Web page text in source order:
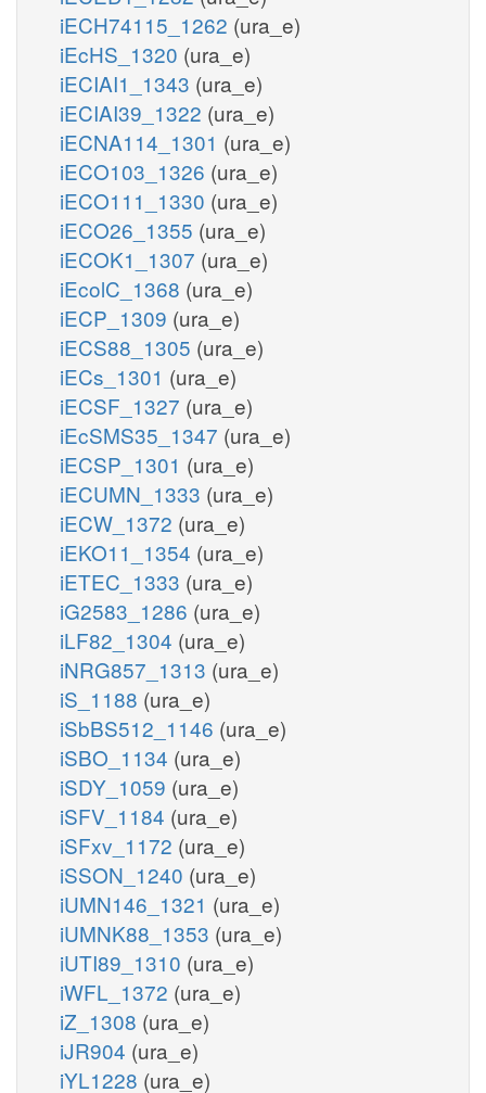
iECH74115_1262 (ura_e)
iEcHS_1320 (ura_e)
iECIAI1_1343 (ura_e)
iECIAI39_1322 (ura_e)
iECNA114_1301 (ura_e)
iECO103_1326 (ura_e)
iECO111_1330 (ura_e)
iECO26_1355 (ura_e)
iECOK1_1307 (ura_e)
iEcolC_1368 (ura_e)
iECP_1309 (ura_e)
iECS88_1305 (ura_e)
iECs_1301 (ura_e)
iECSF_1327 (ura_e)
iEcSMS35_1347 (ura_e)
iECSP_1301 (ura_e)
iECUMN_1333 (ura_e)
iECW_1372 (ura_e)
iEKO11_1354 (ura_e)
iETEC_1333 (ura_e)
iG2583_1286 (ura_e)
iLF82_1304 (ura_e)
iNRG857_1313 (ura_e)
iS_1188 (ura_e)
iSbBS512_1146 (ura_e)
iSBO_1134 (ura_e)
iSDY_1059 (ura_e)
iSFV_1184 (ura_e)
iSFxv_1172 (ura_e)
iSSON_1240 (ura_e)
iUMN146_1321 (ura_e)
iUMNK88_1353 (ura_e)
iUTI89_1310 (ura_e)
iWFL_1372 (ura_e)
iZ_1308 (ura_e)
iJR904 (ura_e)
iYL1228 (ura_e)